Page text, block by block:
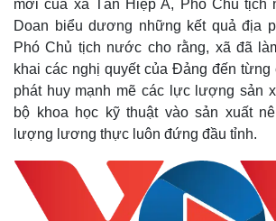
mới của xã Tân Hiệp A, Phó Chủ tịch
Doan biểu dương những kết quả địa
Phó Chủ tịch nước cho rằng, xã đã
khai các nghị quyết của Đảng đến từng
phát huy mạnh mẽ các lực lượng sản
bộ khoa học kỹ thuật vào sản xuất
lượng lương thực luôn đứng đầu tỉnh.